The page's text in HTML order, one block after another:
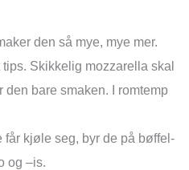
den så mye, mye mer.
Skikkelig mozzarella skal
bare smaken. I romtemp
kjøle seg, byr de på bøffel-
og –is.